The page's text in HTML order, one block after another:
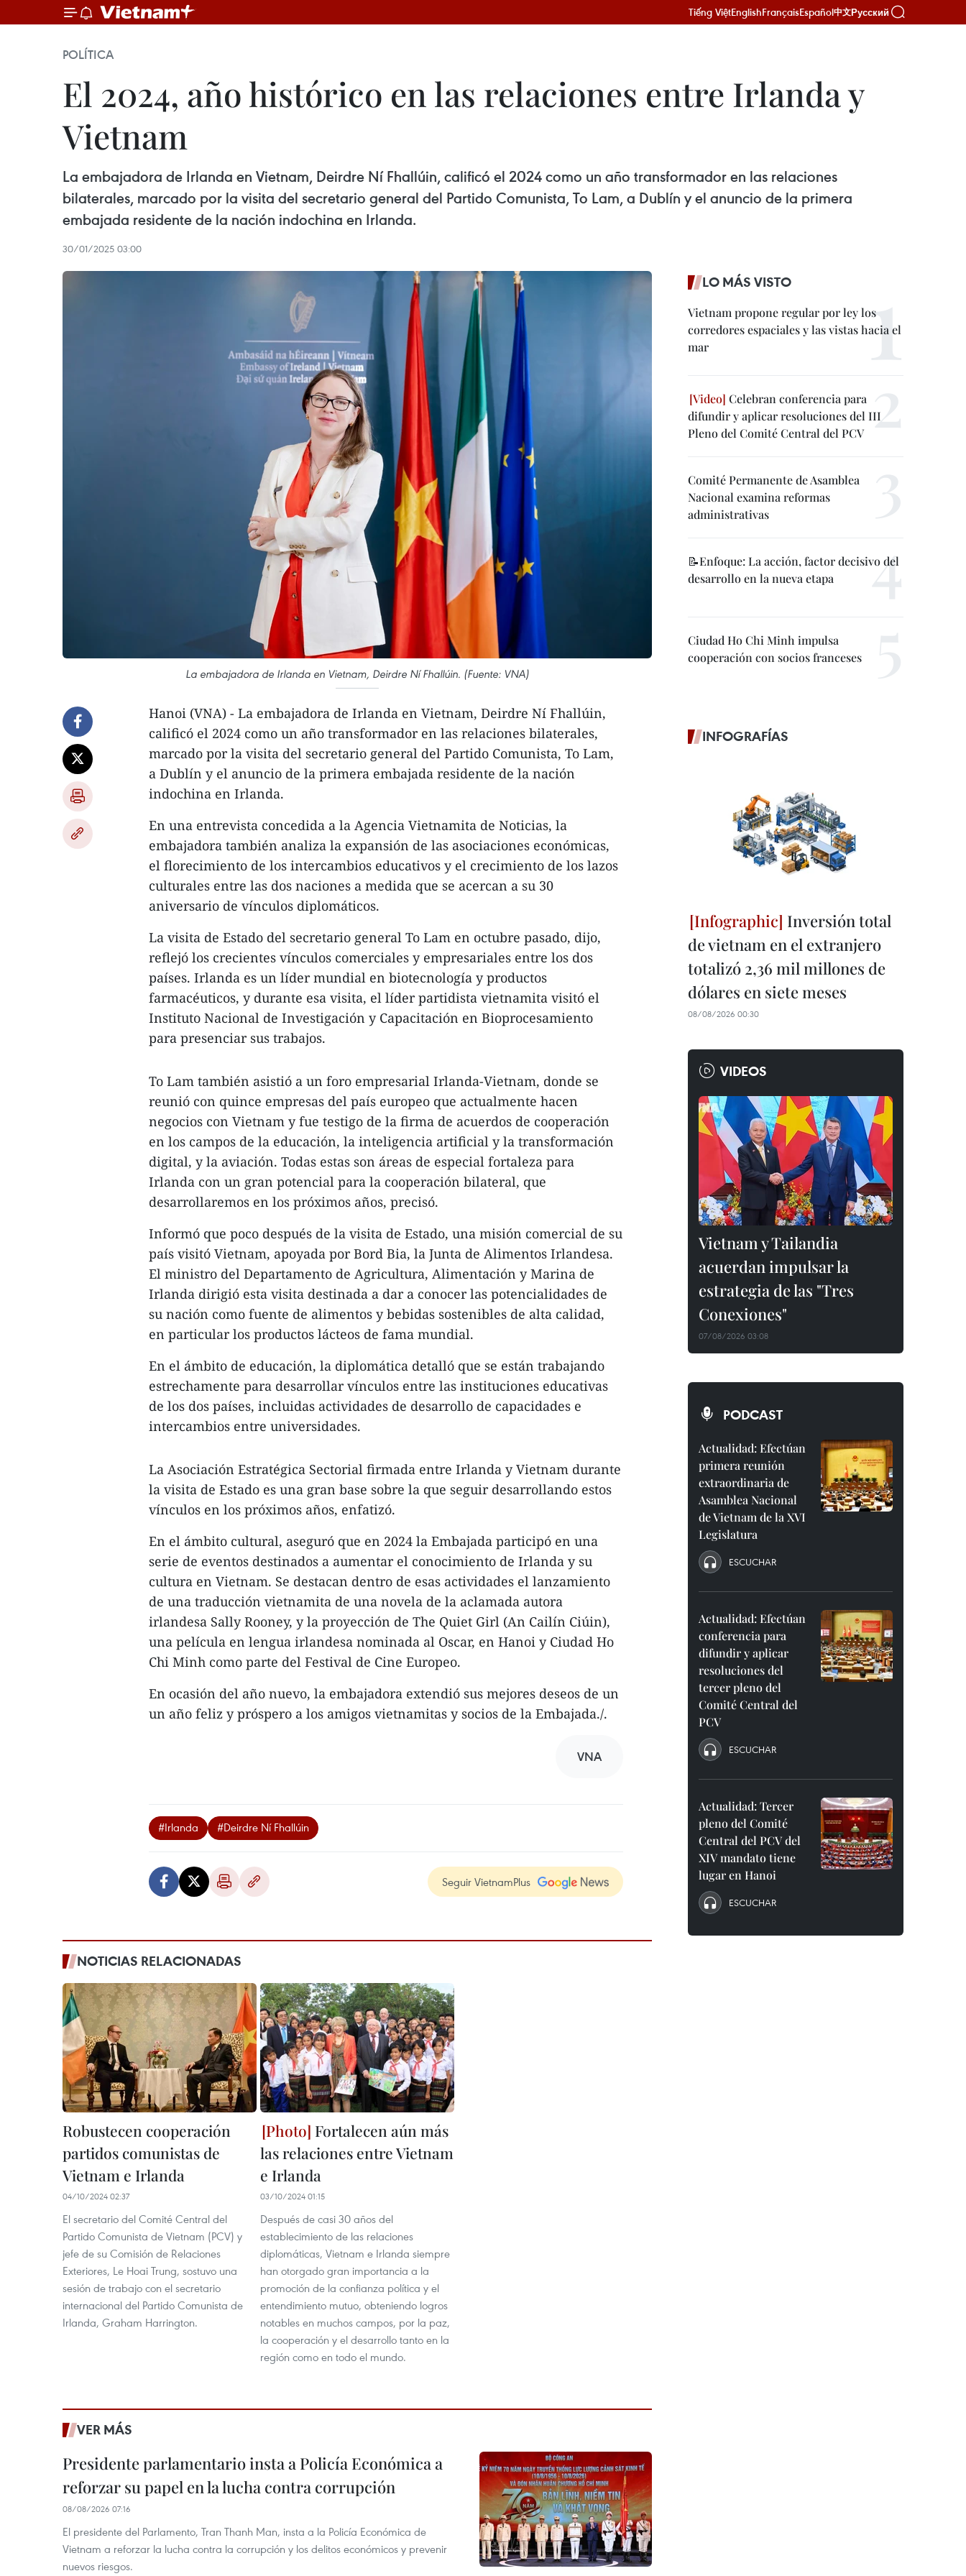
Tiếng ViệtEnglishFrançaisEspañol中文Русский
POLÍTICA
El 2024, año histórico en las relaciones entre Irlanda y
Vietnam
La embajadora de Irlanda en Vietnam, Deirdre Ní Fhallúin, calificó el 2024 como un año transformador en las relaciones
bilaterales, marcado por la visita del secretario general del Partido Comunista, To Lam, a Dublín y el anuncio de la primera
embajada residente de la nación indochina en Irlanda.
30/01/2025 03:00
La embajadora de Irlanda en Vietnam, Deirdre Ní Fhallúin. (Fuente: VNA)
Hanoi (VNA) - La embajadora de Irlanda en Vietnam, Deirdre Ní Fhallúin,
calificó el 2024 como un año transformador en las relaciones bilaterales,
marcado por la visita del secretario general del Partido Comunista, To Lam,
a Dublín y el anuncio de la primera embajada residente de la nación
indochina en Irlanda.
En una entrevista concedida a la Agencia Vietnamita de Noticias, la
embajadora también analiza la expansión de las asociaciones económicas,
el florecimiento de los intercambios educativos y el crecimiento de los lazos
culturales entre las dos naciones a medida que se acercan a su 30
aniversario de vínculos diplomáticos.
La visita de Estado del secretario general To Lam en octubre pasado, dijo,
reflejó los crecientes vínculos comerciales y empresariales entre los dos
países. Irlanda es un líder mundial en biotecnología y productos
farmacéuticos, y durante esa visita, el líder partidista vietnamita visitó el
Instituto Nacional de Investigación y Capacitación en Bioprocesamiento
para presenciar sus trabajos.
To Lam también asistió a un foro empresarial Irlanda-Vietnam, donde se
reunió con quince empresas del país europeo que actualmente hacen
negocios con Vietnam y fue testigo de la firma de acuerdos de cooperación
en los campos de la educación, la inteligencia artificial y la transformación
digital, y la aviación. Todas estas son áreas de especial fortaleza para
Irlanda con un gran potencial para la cooperación bilateral, que
desarrollaremos en los próximos años, precisó.
Informó que poco después de la visita de Estado, una misión comercial de su
país visitó Vietnam, apoyada por Bord Bia, la Junta de Alimentos Irlandesa.
El ministro del Departamento de Agricultura, Alimentación y Marina de
Irlanda dirigió esta visita destinada a dar a conocer las potencialidades de
su nación como fuente de alimentos y bebidas sostenibles de alta calidad,
en particular los productos lácteos de fama mundial.
En el ámbito de educación, la diplomática detalló que se están trabajando
estrechamente para desarrollar vínculos entre las instituciones educativas
de los dos países, incluidas actividades de desarrollo de capacidades e
intercambios entre universidades.
La Asociación Estratégica Sectorial firmada entre Irlanda y Vietnam durante
la visita de Estado es una gran base sobre la que seguir desarrollando estos
vínculos en los próximos años, enfatizó.
En el ámbito cultural, aseguró que en 2024 la Embajada participó en una
serie de eventos destinados a aumentar el conocimiento de Irlanda y su
cultura en Vietnam. Se destacan dentro de esas actividades el lanzamiento
de una traducción vietnamita de una novela de la aclamada autora
irlandesa Sally Rooney, y la proyección de The Quiet Girl (An Cailín Ciúin),
una película en lengua irlandesa nominada al Oscar, en Hanoi y Ciudad Ho
Chi Minh como parte del Festival de Cine Europeo.
En ocasión del año nuevo, la embajadora extendió sus mejores deseos de un
un año feliz y próspero a los amigos vietnamitas y socios de la Embajada./.
VNA
#Irlanda #Deirdre Ní Fhallúin
Seguir VietnamPlus
NOTICIAS RELACIONADAS
Robustecen cooperación
partidos comunistas de
Vietnam e Irlanda
04/10/2024 02:37
El secretario del Comité Central del
Partido Comunista de Vietnam (PCV) y
jefe de su Comisión de Relaciones
Exteriores, Le Hoai Trung, sostuvo una
sesión de trabajo con el secretario
internacional del Partido Comunista de
Irlanda, Graham Harrington.
Fortalecen aún más
las relaciones entre Vietnam
e Irlanda
03/10/2024 01:15
Después de casi 30 años del
establecimiento de las relaciones
diplomáticas, Vietnam e Irlanda siempre
han otorgado gran importancia a la
promoción de la confianza política y el
entendimiento mutuo, obteniendo logros
notables en muchos campos, por la paz,
la cooperación y el desarrollo tanto en la
región como en todo el mundo.
VER MÁS
Presidente parlamentario insta a Policía Económica a
reforzar su papel en la lucha contra corrupción
08/08/2026 07:16
El presidente del Parlamento, Tran Thanh Man, insta a la Policía Económica de
Vietnam a reforzar la lucha contra la corrupción y los delitos económicos y prevenir
nuevos riesgos.
LO MÁS VISTO
Vietnam propone regular por ley los
corredores espaciales y las vistas hacia el
mar
Celebran conferencia para
difundir y aplicar resoluciones del III
Pleno del Comité Central del PCV
Comité Permanente de Asamblea
Nacional examina reformas
administrativas
📝Enfoque: La acción, factor decisivo del
desarrollo en la nueva etapa
Ciudad Ho Chi Minh impulsa
cooperación con socios franceses
INFOGRAFÍAS
Inversión total
de vietnam en el extranjero
totalizó 2,36 mil millones de
dólares en siete meses
08/08/2026 00:30
VIDEOS
Vietnam y Tailandia
acuerdan impulsar la
estrategia de las "Tres
Conexiones"
07/08/2026 03:08
PODCAST
Actualidad: Efectúan
primera reunión
extraordinaria de
Asamblea Nacional
de Vietnam de la XVI
Legislatura
ESCUCHAR
Actualidad: Efectúan
conferencia para
difundir y aplicar
resoluciones del
tercer pleno del
Comité Central del
PCV
ESCUCHAR
Actualidad: Tercer
pleno del Comité
Central del PCV del
XIV mandato tiene
lugar en Hanoi
ESCUCHAR